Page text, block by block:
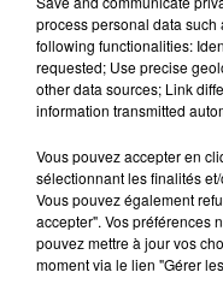
process personal data
following functionalities:
requested; Use precise
other data sources; Link
information transmitted
Vous pouvez accepter en
sélectionnant les finalités
Vous pouvez également
accepter". Vos préférences
pouvez mettre à jour vos
moment via le lien "Gérer